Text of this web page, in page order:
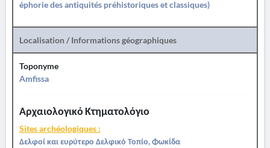
éphorie des antiquités préhistoriques et classiques)
Localisation / Informations géographiques
Toponyme
Amfissa
Αρχαιολογικό Κτηματολόγιο
Sites archéologiques :
Δελφοί και ευρύτερο Δελφικό Τοπίο, Φωκίδα